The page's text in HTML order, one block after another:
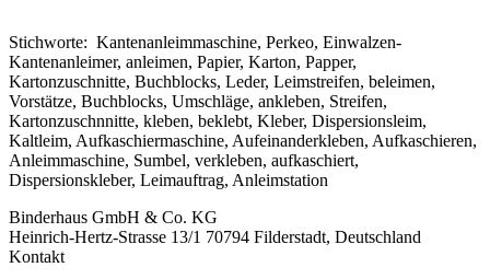
Stichworte: Kantenanleimmaschine, Perkeo, Einwalzen-
Kantenanleimer, anleimen, Papier, Karton, Papper,
Kartonzuschnitte, Buchblocks, Leder, Leimstreifen, beleimen,
Vorstätze, Buchblocks, Umschläge, ankleben, Streifen,
Kartonzuschnnitte, kleben, beklebt, Kleber, Dispersionsleim,
Kaltleim, Aufkaschiermaschine, Aufeinanderkleben, Aufkaschieren,
Anleimmaschine, Sumbel, verkleben, aufkaschiert,
Dispersionskleber, Leimauftrag, Anleimstation
Binderhaus GmbH & Co. KG
Heinrich-Hertz-Strasse 13/1 70794 Filderstadt, Deutschland
Kontakt